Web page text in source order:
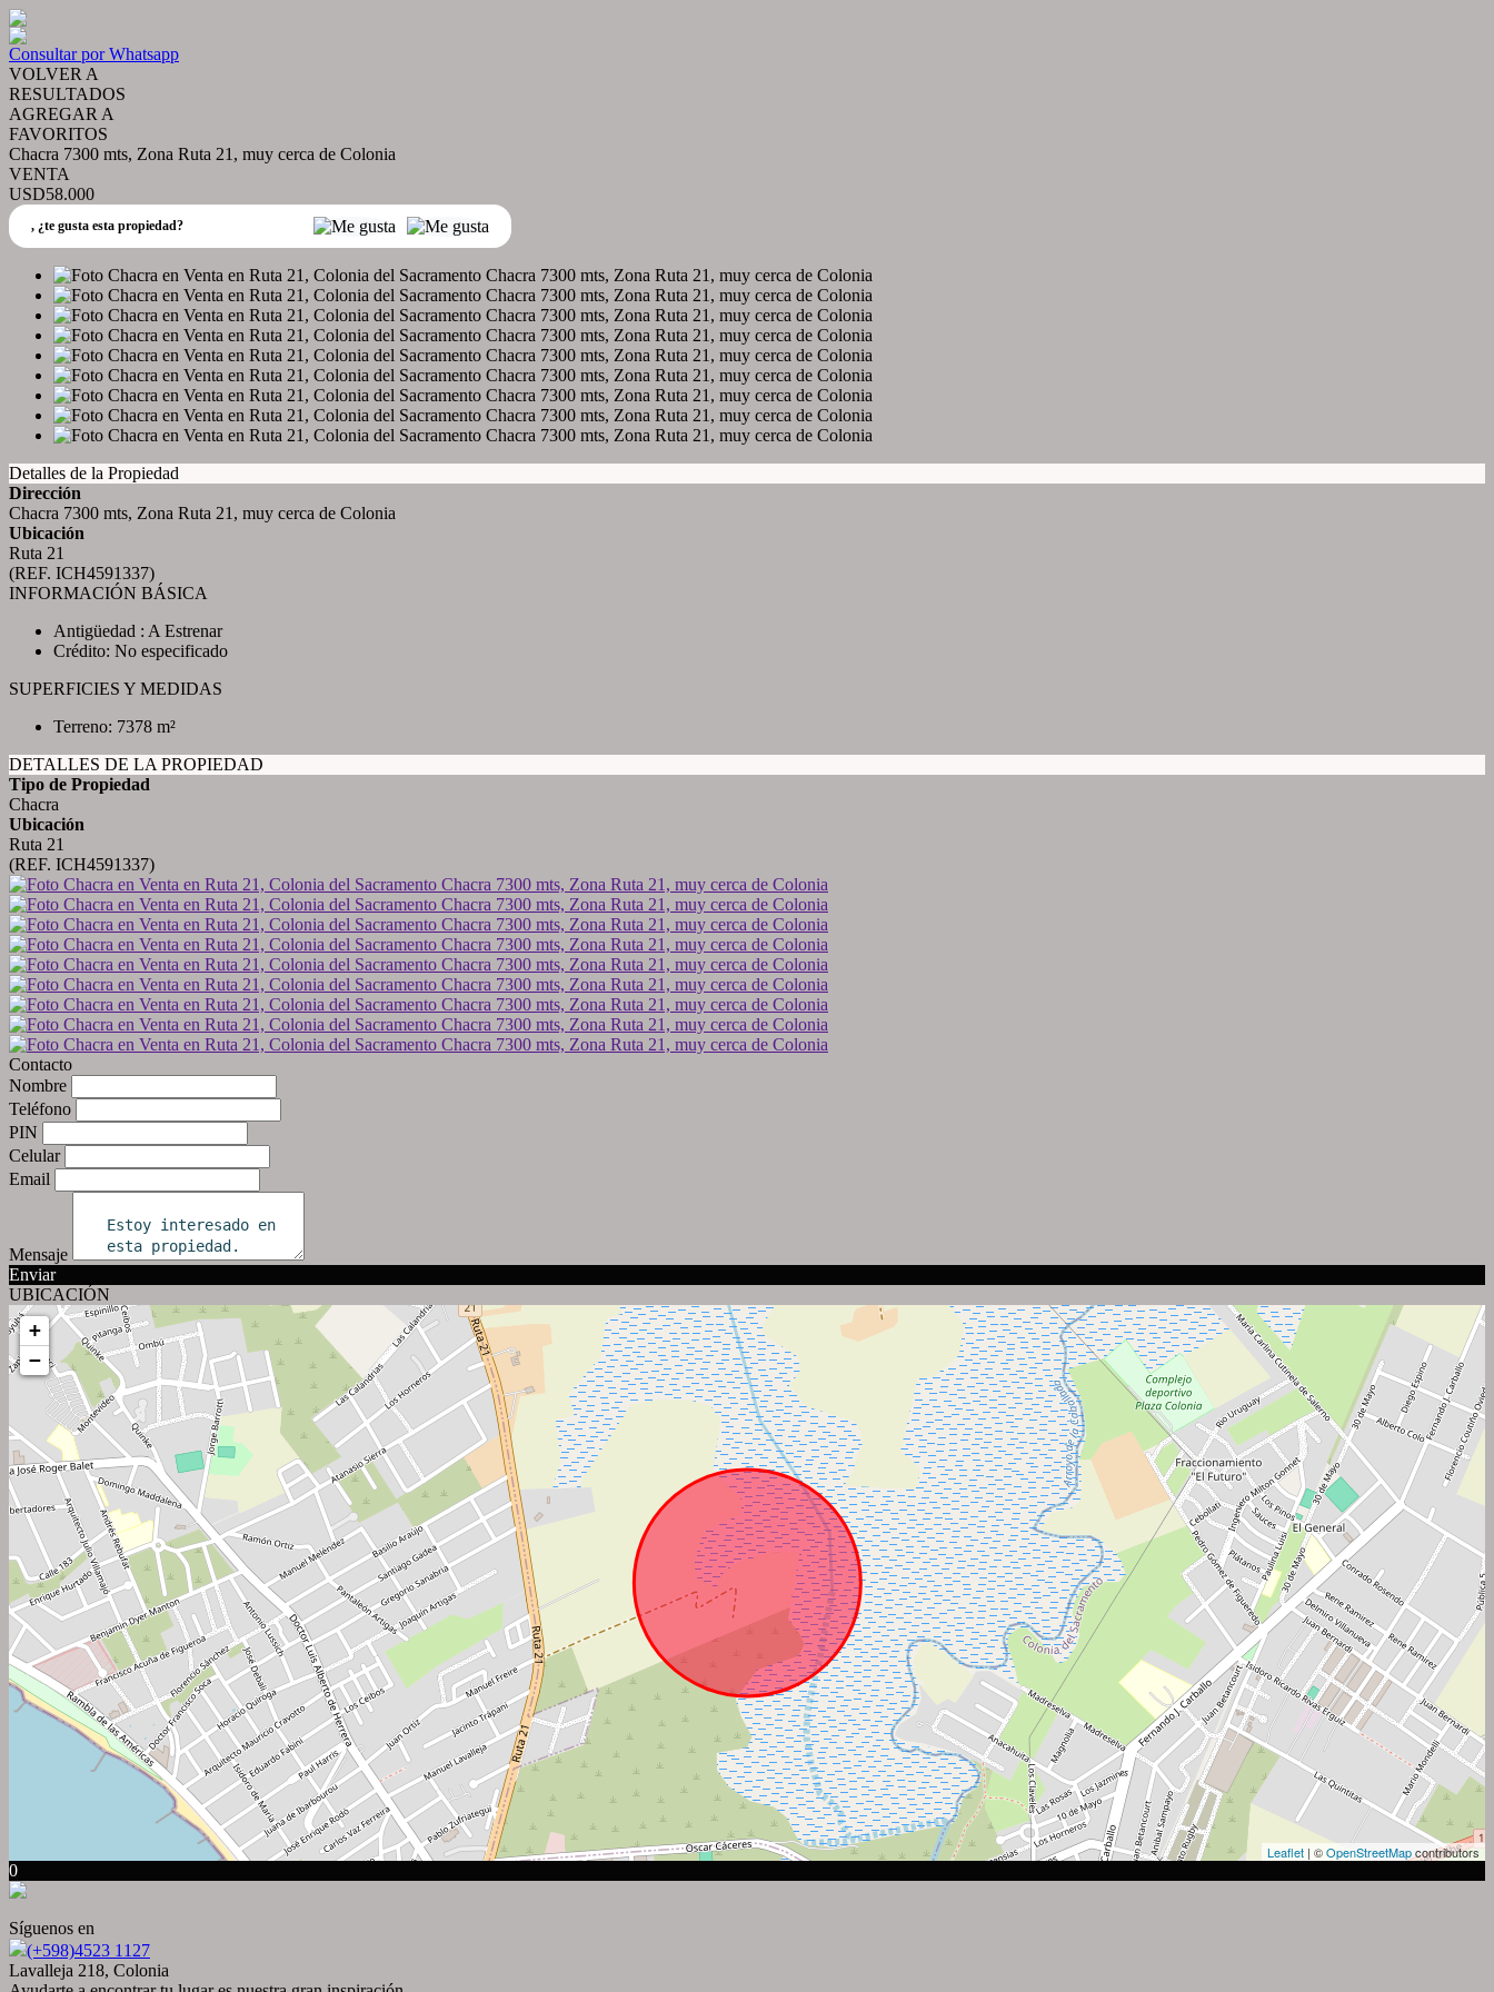
Consultar por Whatsapp
VOLVER A
RESULTADOS
AGREGAR A
FAVORITOS
Chacra 7300 mts, Zona Ruta 21, muy cerca de Colonia
VENTA
USD58.000
, ¿te gusta esta propiedad?
Detalles de la Propiedad
Dirección
Chacra 7300 mts, Zona Ruta 21, muy cerca de Colonia
Ubicación
Ruta 21
(REF. ICH4591337)
INFORMACIÓN BÁSICA
Antigüedad : A Estrenar
Crédito: No especificado
SUPERFICIES Y MEDIDAS
Terreno: 7378 m²
DETALLES DE LA PROPIEDAD
Tipo de Propiedad
Chacra
Ubicación
Ruta 21
(REF. ICH4591337)
Contacto
Nombre
Teléfono
PIN
Celular
Email
Mensaje
Enviar
UBICACIÓN
+
−
Leaflet | ©OpenStreetMapcontributors
0
Síguenos en
(+598)4523 1127
Lavalleja 218, Colonia